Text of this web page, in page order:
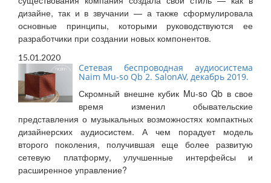
дизайне, так и в звучании — а также сформулировала
основные принципы, которыми руководствуются ее
разработчики при создании новых компонентов.
15.01.2020
Сетевая беспроводная аудиосистема
Naim Mu-so Qb 2. SalonAV, декабрь 2019.
Скромный внешне кубик Mu-so Qb в свое
время изменил обывательские
представления о музыкальных возможностях компактных
дизайнерских аудиосистем. А чем порадует модель
второго поколения, получившая еще более развитую
сетевую платформу, улучшенные интерфейсы и
расширенное управление?